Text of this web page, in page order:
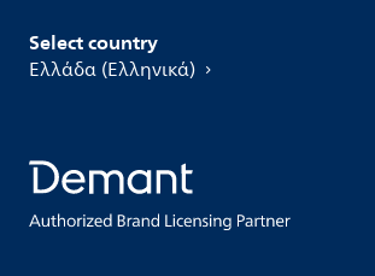
Select country
Ελλάδα (Ελληνικά)